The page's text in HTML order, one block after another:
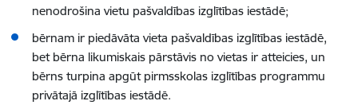
nenodrošina vietu pašvaldības izglītības iestādē;
bērnam ir piedāvāta vieta pašvaldības izglītības iestādē,
bet bērna likumiskais pārstāvis no vietas ir atteicies, un
bērns turpina apgūt pirmsskolas izglītības programmu
privātajā izglītības iestādē.